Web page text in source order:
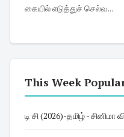
கையில் எடுத்துச் செல்வ...
This Week
டி சி (2026)-தமிழ் -